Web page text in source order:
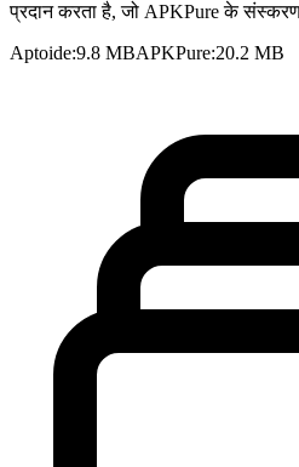
प्रदान करता है, जो APKPure के
Aptoide:9.8 MBAPKPure:20.2 MB